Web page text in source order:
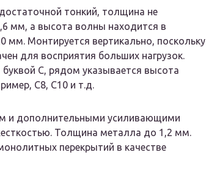
тонкий, толщина не
мм, а высота волны находится в
мм. Монтируется вертикально, поскольку
для восприятия больших нагрузок.
буквой С, рядом указывается высота
С8, С10 и т.д.
и дополнительными усиливающими
Толщина металла до 1,2 мм.
перекрытий в качестве